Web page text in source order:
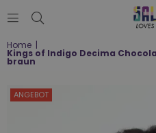
Home |
Kings of Indigo Decima
braun
ANGEBOT